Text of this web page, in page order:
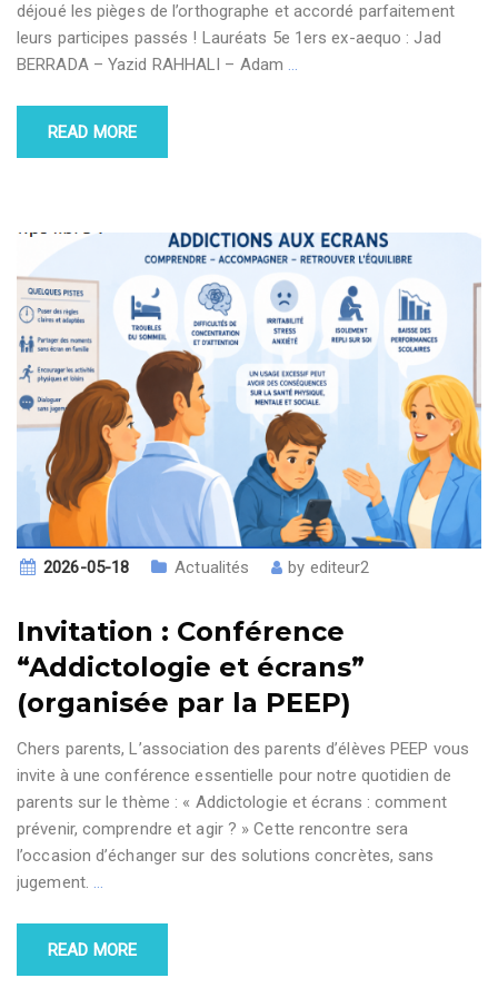
déjoué les pièges de l’orthographe et accordé parfaitement
leurs participes passés ! Lauréats 5e 1ers ex-aequo : Jad
BERRADA – Yazid RAHHALI – Adam …
READ MORE
2026-05-18 Actualités by editeur2
Invitation : Conférence
“Addictologie et écrans”
(organisée par la PEEP)
Chers parents, L’association des parents d’élèves PEEP vous
invite à une conférence essentielle pour notre quotidien de
parents sur le thème : « Addictologie et écrans : comment
prévenir, comprendre et agir ? » Cette rencontre sera
l’occasion d’échanger sur des solutions concrètes, sans
jugement. …
READ MORE